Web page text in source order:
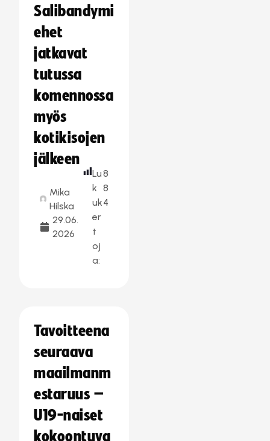
Salibandymi
ehet
jatkavat
tutussa
komennossa
myös
kotikisojen
jälkeen
Mika
Hilska
29.06.
2026
Lu
k
uk
er
t
oj
a:
8
8
4
Tavoitteena
seuraava
maailmanm
estaruus –
U19-naiset
kokoontuva